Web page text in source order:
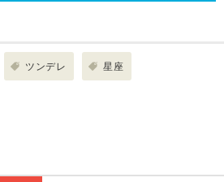
ツンデレ 星座